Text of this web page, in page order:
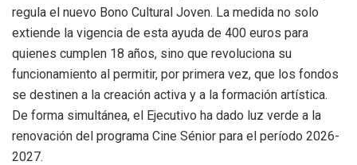
regula el nuevo Bono Cultural Joven. La medida no solo
extiende la vigencia de esta ayuda de 400 euros para
quienes cumplen 18 años, sino que revoluciona su
funcionamiento al permitir, por primera vez, que los fondos
se destinen a la creación activa y a la formación artística.
De forma simultánea, el Ejecutivo ha dado luz verde a la
renovación del programa Cine Sénior para el período 2026-
2027.